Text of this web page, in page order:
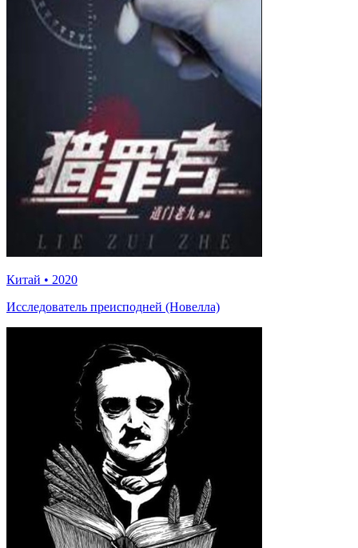
Китай • 2020
Исследователь преисподней (Новелла)